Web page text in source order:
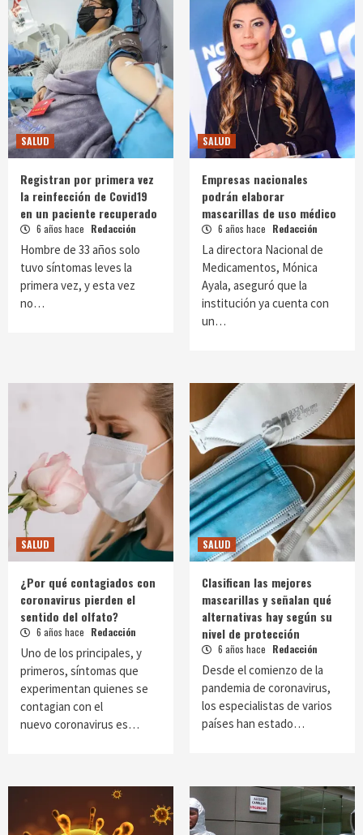
SALUD
Registran por primera vez
la reinfección de Covid19
en un paciente recuperado
6 años hace Redacción
Hombre de 33 años solo
tuvo síntomas leves la
primera vez, y esta vez
no…
SALUD
Empresas nacionales
podrán elaborar
mascarillas de uso médico
6 años hace Redacción
La directora Nacional de
Medicamentos, Mónica
Ayala, aseguró que la
institución ya cuenta con
un…
SALUD
¿Por qué contagiados con
coronavirus pierden el
sentido del olfato?
6 años hace Redacción
Uno de los principales, y
primeros, síntomas que
experimentan quienes se
contagian con el
nuevo coronavirus es…
SALUD
Clasifican las mejores
mascarillas y señalan qué
alternativas hay según su
nivel de protección
6 años hace Redacción
Desde el comienzo de la
pandemia de coronavirus,
los especialistas de varios
países han estado…